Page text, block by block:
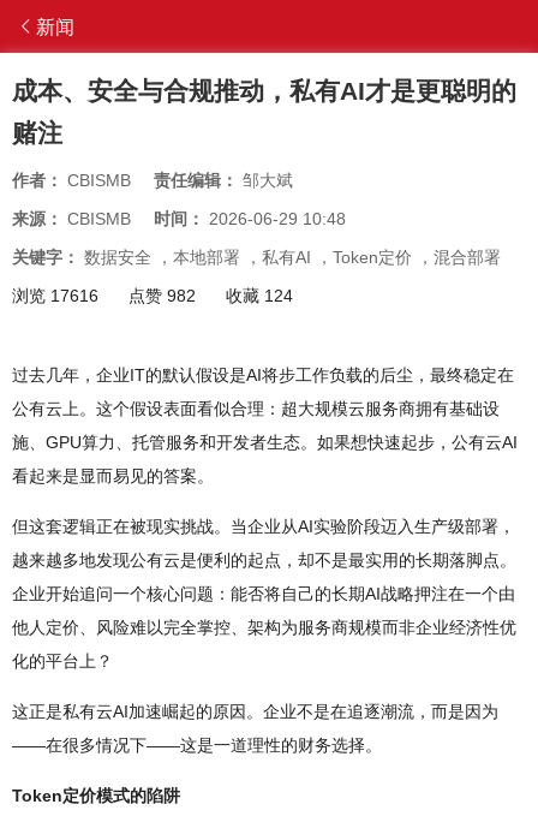
新闻
成本、安全与合规推动，私有AI才是更聪明的
赌注
作者： CBISMB 责任编辑： 邹大斌
来源： CBISMB 时间： 2026-06-29 10:48
关键字： 数据安全 ， 本地部署 ， 私有AI ， Token定价 ， 混合部署
浏览 17616
点赞 982 收藏 124
过去几年，企业IT的默认假设是AI将步工作负载的后尘，最终稳定在
公有云上。这个假设表面看似合理：超大规模云服务商拥有基础设
施、GPU算力、托管服务和开发者生态。如果想快速起步，公有云AI
看起来是显而易见的答案。
但这套逻辑正在被现实挑战。当企业从AI实验阶段迈入生产级部署，
越来越多地发现公有云是便利的起点，却不是最实用的长期落脚点。
企业开始追问一个核心问题：能否将自己的长期AI战略押注在一个由
他人定价、风险难以完全掌控、架构为服务商规模而非企业经济性优
化的平台上？
这正是私有云AI加速崛起的原因。企业不是在追逐潮流，而是因为
——在很多情况下——这是一道理性的财务选择。
Token定价模式的陷阱